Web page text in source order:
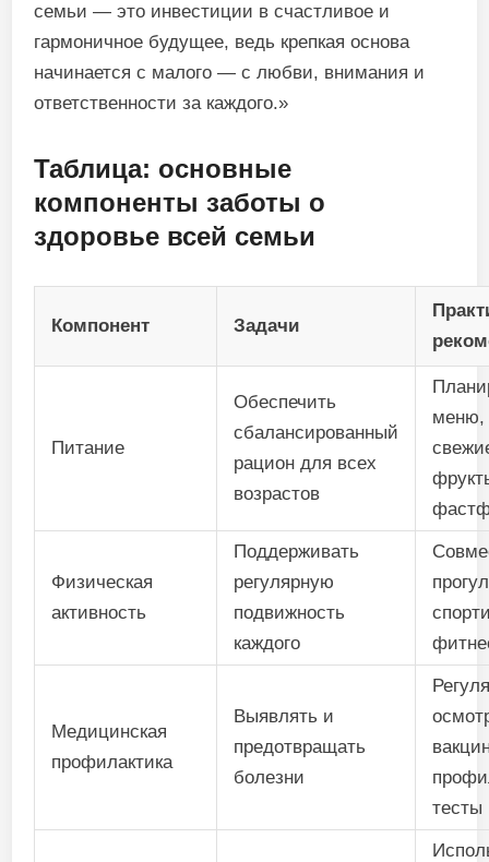
семьи — это инвестиции в счастливое и
гармоничное будущее, ведь крепкая основа
начинается с малого — с любви, внимания и
ответственности за каждого.»
Таблица: основные
компоненты заботы о
здоровье всей семьи
Компонент Задачи
Питание
Обеспечить
сбалансированный
рацион для всех
возрастов
меню,
Физическая
активность
Поддерживать
регулярную
подвижность
каждого
Медицинская
профилактика
Выявлять и
предотвращать
болезни
тесты